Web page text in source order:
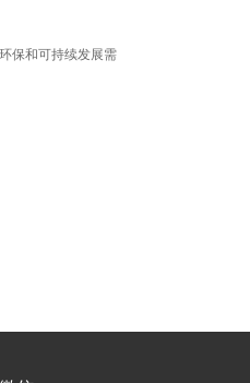
保和可持续发展需